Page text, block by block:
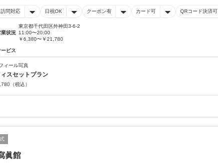
問対応 日祝OK クーポン有 カード可 QRコード決済可
東京都千代田区外神田3-6-2
業状況 11:00〜20:00
￥6,380〜￥21,780
ビス
ィール写真
スセットプラン
（税込）
眞館